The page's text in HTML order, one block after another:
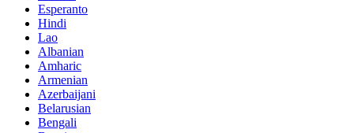
Esperanto
Hindi
Lao
Albanian
Amharic
Armenian
Azerbaijani
Belarusian
Bengali